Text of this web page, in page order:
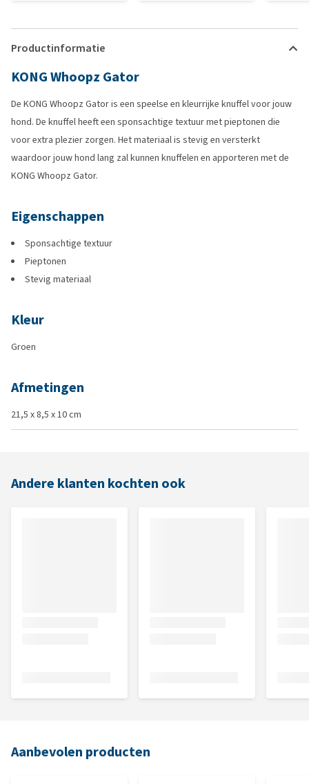
Productinformatie
KONG Whoopz Gator
De KONG Whoopz Gator is een speelse en kleurrijke knuffel voor jouw
hond. De knuffel heeft een sponsachtige textuur met pieptonen die
voor extra plezier zorgen. Het materiaal is stevig en versterkt
waardoor jouw hond lang zal kunnen knuffelen en apporteren met de
KONG Whoopz Gator.
Eigenschappen
Sponsachtige textuur
Pieptonen
Stevig materiaal
Kleur
Groen
Afmetingen
21,5 x 8,5 x 10 cm
Andere klanten kochten ook
Aanbevolen producten